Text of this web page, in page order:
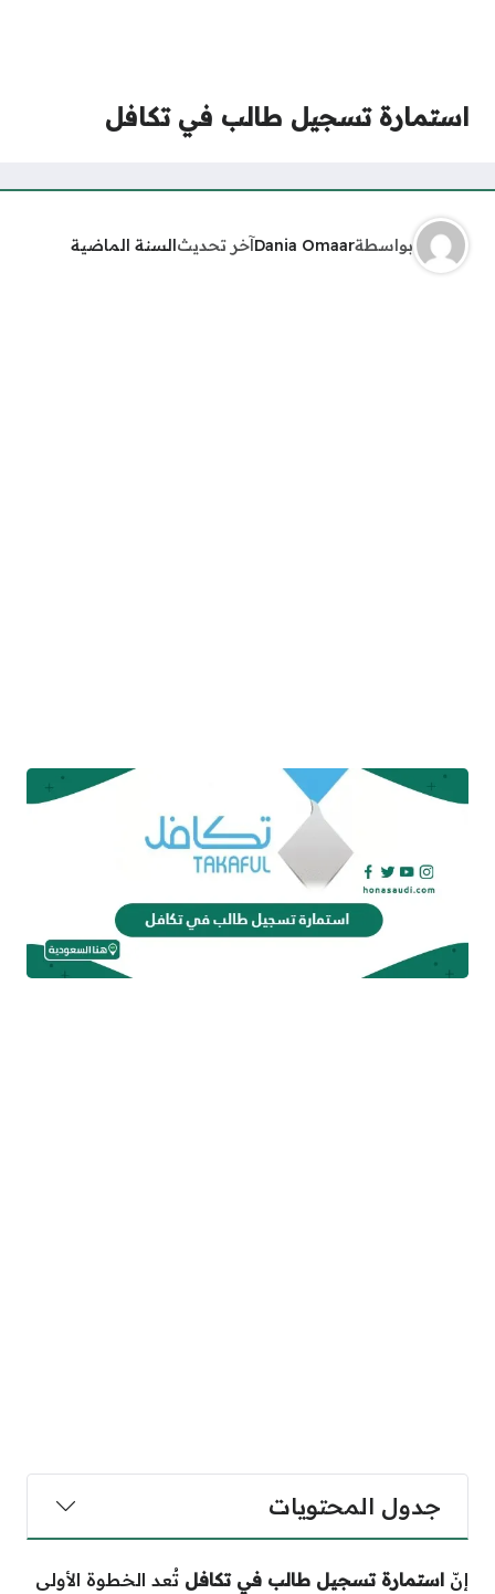
استمارة تسجيل طالب في تكافل
بواسطةDania Omaarآخر تحديثالسنة الماضية
جدول المحتويات
إنّ استمارة تسجيل طالب في تكافل تُعد الخطوة الأولى